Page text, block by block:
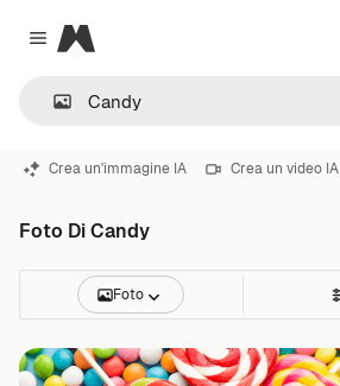
Close menu
Magnific
Crea un'immagine IA Crea un video IA
Foto Di Candy
Foto